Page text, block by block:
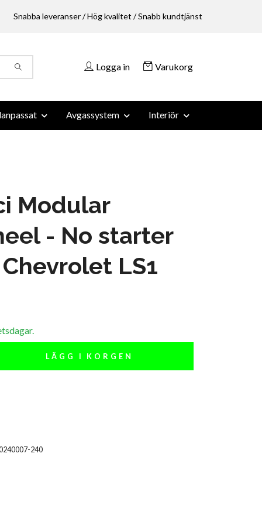
Snabba leveranser / Hög kvalitet / Snabb kundtjänst
Logga in Varukorg
Avgassystem Interiör
Modular
- No starter
LS1
LÄGG I KORGEN
240